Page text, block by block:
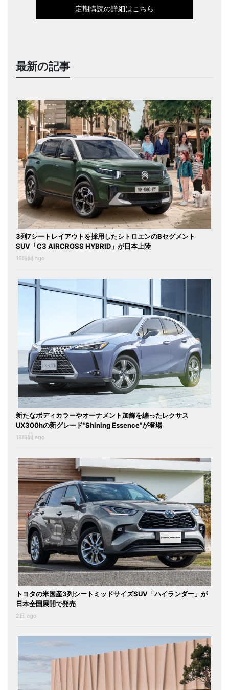
定期購読の詳細はこちら
最新の記事
3列7シートレイアウトを採用したシトロエンのBセグメント
SUV「C3 AIRCROSS HYBRID」が日本上陸
16時間 ago
新たなボディカラーやオーナメント加飾を纏ったレクサス
UX300hの新グレード“Shining Essence”が登場
18時間 ago
トヨタの米国産3列シートミッドサイズSUV「ハイランダー」が
日本全国展開で発売
2日 ago